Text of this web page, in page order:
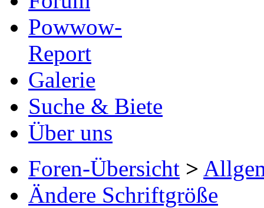
Powwow-
Report
Galerie
Suche & Biete
Über uns
Foren-Übersicht >
Ändere Schriftgröße